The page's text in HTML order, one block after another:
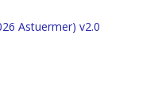
Astuermer) v2.0